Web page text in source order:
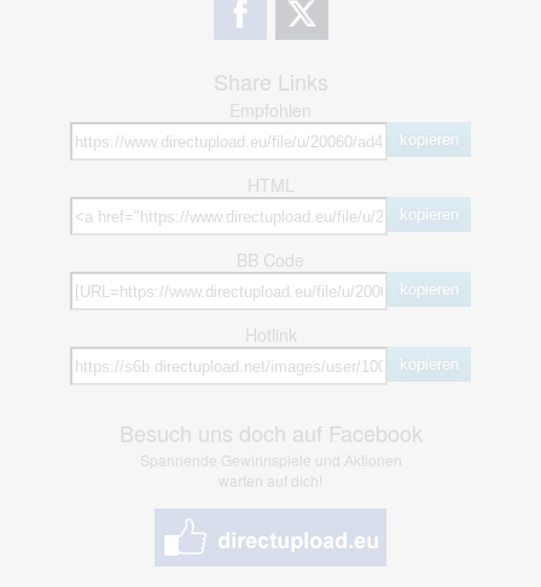
Share Links
Empfohlen
kopieren
HTML
kopieren
BB Code
kopieren
Hotlink
kopieren
Besuch uns doch auf Facebook
Spannende Gewinnspiele und Aktionen
warten auf dich!